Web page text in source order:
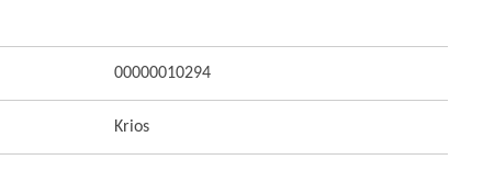
00000010294
Krios